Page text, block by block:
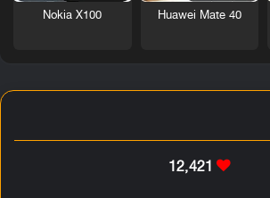
Huawei Mate 40
Nokia X100
12٬421